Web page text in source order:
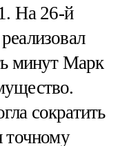
На 26-й
минут Марк
сократить
точному